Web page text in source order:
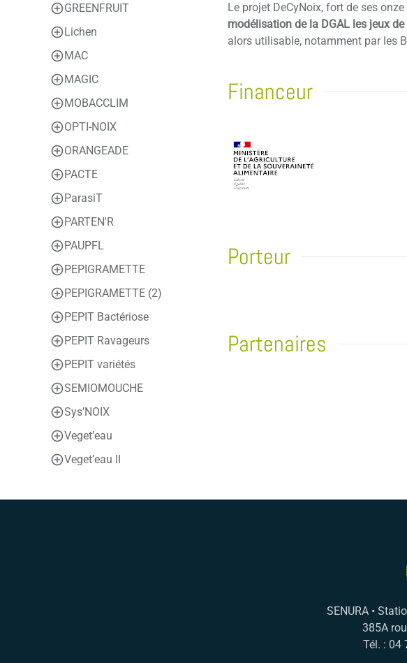
GREENFRUIT
Lichen
MAC
MAGIC
MOBACCLIM
OPTI-NOIX
ORANGEADE
PACTE
ParasiT
PARTEN'R
PAUPFL
PEPIGRAMETTE
PEPIGRAMETTE (2)
PEPIT Bactériose
PEPIT Ravageurs
PEPIT variétés
SEMIOMOUCHE
Sys’NOIX
Veget’eau
Veget’eau II
Le projet DeCyNoix, fort de ses
modélisation de la DGAL les jeux
alors utilisable, notamment par les
Financeur
Porteur
Partenaires
SENURA •
385A
Tél. : 04